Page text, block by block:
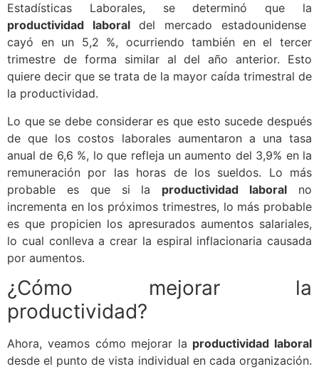
Estadísticas Laborales, se determinó que la
productividad laboral del mercado estadounidense
cayó en un 5,2 %, ocurriendo también en el tercer
trimestre de forma similar al del año anterior. Esto
quiere decir que se trata de la mayor caída trimestral de
la productividad.
Lo que se debe considerar es que esto sucede después
de que los costos laborales aumentaron a una tasa
anual de 6,6 %, lo que refleja un aumento del 3,9% en la
remuneración por las horas de los sueldos. Lo más
probable es que si la productividad laboral no
incrementa en los próximos trimestres, lo más probable
es que propicien los apresurados aumentos salariales,
lo cual conlleva a crear la espiral inflacionaria causada
por aumentos.
¿Cómo mejorar la
productividad?
Ahora, veamos cómo mejorar la productividad laboral
desde el punto de vista individual en cada organización.